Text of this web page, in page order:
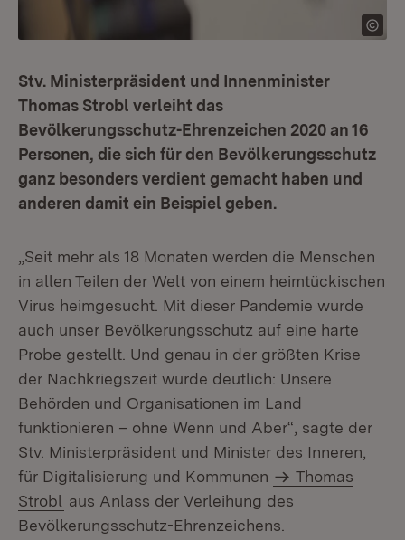
Stv. Ministerpräsident und Innenminister
Thomas Strobl verleiht das
Bevölkerungsschutz-Ehrenzeichen 2020 an 16
Personen, die sich für den Bevölkerungsschutz
ganz besonders verdient gemacht haben und
anderen damit ein Beispiel geben.
„Seit mehr als 18 Monaten werden die Menschen
in allen Teilen der Welt von einem heimtückischen
Virus heimgesucht. Mit dieser Pandemie wurde
auch unser Bevölkerungsschutz auf eine harte
Probe gestellt. Und genau in der größten Krise
der Nachkriegszeit wurde deutlich: Unsere
Behörden und Organisationen im Land
funktionieren – ohne Wenn und Aber“, sagte der
Stv. Ministerpräsident und Minister des Inneren,
für Digitalisierung und Kommunen
Thomas
Strobl aus Anlass der Verleihung des
Bevölkerungsschutz-Ehrenzeichens.